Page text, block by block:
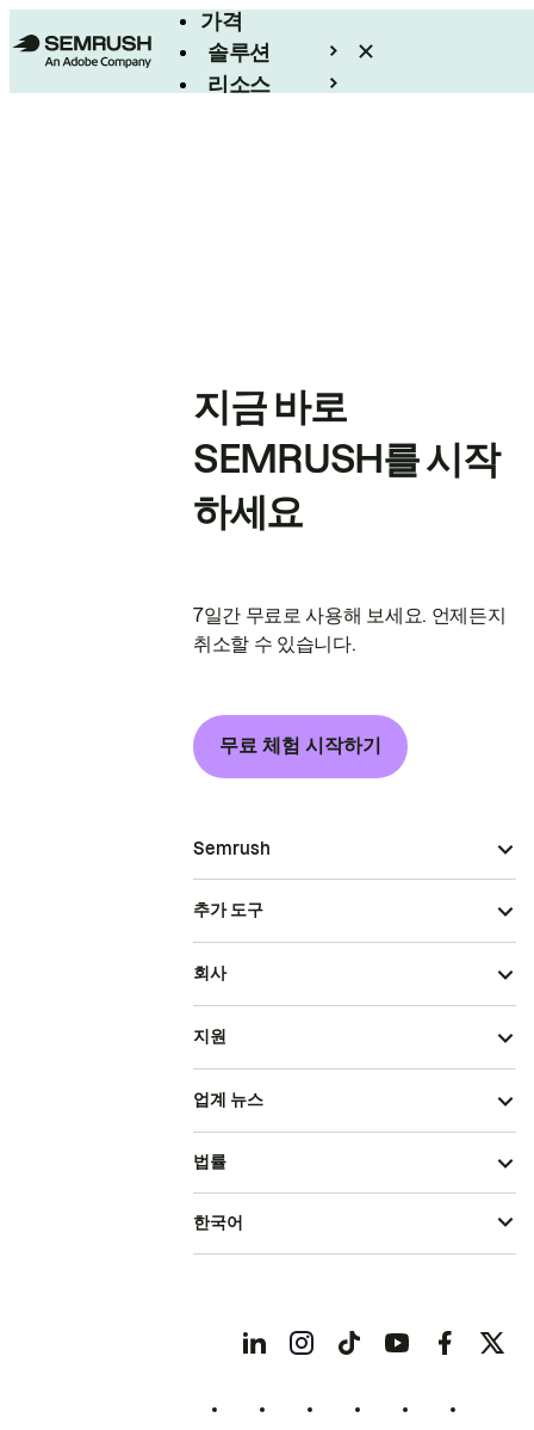
가격
솔루션
리소스
지금 바로
SEMRUSH를 시작
하세요
7일간 무료로 사용해 보세요. 언제든지
취소할 수 있습니다.
무료 체험 시작하기
Semrush
추가 도구
회사
지원
업계 뉴스
법률
한국어